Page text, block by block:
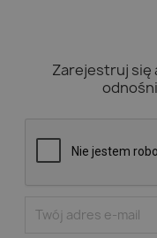
Zarejestruj się